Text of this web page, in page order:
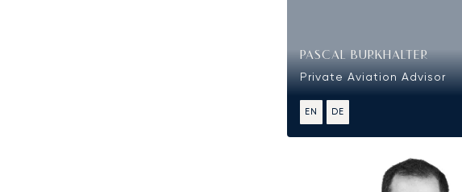
PASCAL BURKHALTER
Private Aviation Advisor
EN DE